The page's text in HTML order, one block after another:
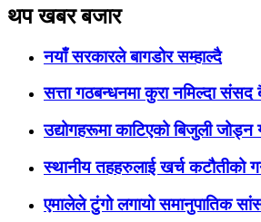
थप खबर बजार
नयाँ सरकारले बागडोर सम्हाल्दै
सत्ता गठबन्धनमा कुरा नमिल्दा संसद
उद्योगहरूमा काटिएको बिजुली जोड्न
स्थानीय तहहरुलाई खर्च कटौतीको
एमालेले टुंगो लगायो समानुपातिक